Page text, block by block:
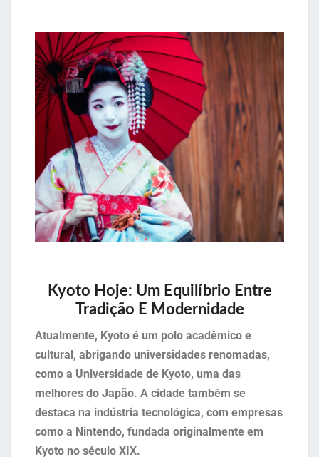
Kyoto Hoje: Um Equilíbrio Entre
Tradição E Modernidade
Atualmente, Kyoto é um polo acadêmico e
cultural, abrigando universidades renomadas,
como a Universidade de Kyoto, uma das
melhores do Japão. A cidade também se
destaca na indústria tecnológica, com empresas
como a Nintendo, fundada originalmente em
Kyoto no século XIX.